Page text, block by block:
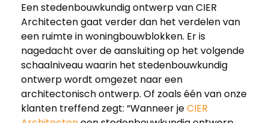
Een stedenbouwkundig ontwerp van CIER
Architecten gaat verder dan het verdelen van
een ruimte in woningbouwblokken. Er is
nagedacht over de aansluiting op het volgende
schaalniveau waarin het stedenbouwkundig
ontwerp wordt omgezet naar een
architectonisch ontwerp. Of zoals één van onze
klanten treffend zegt: “Wanneer jeCIER